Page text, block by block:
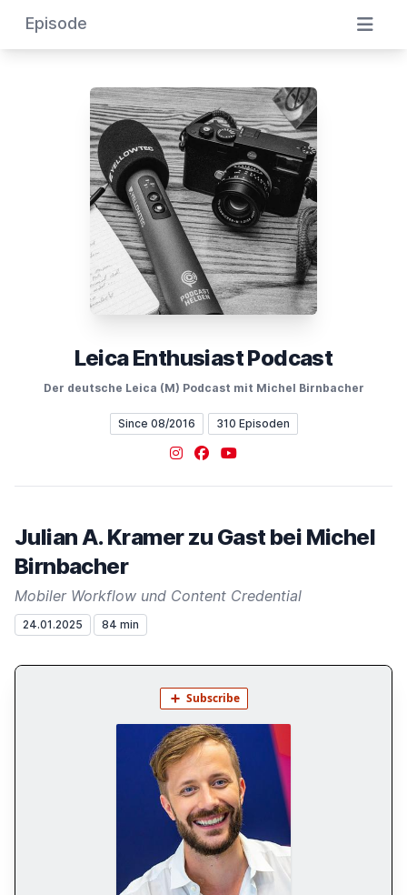
Episode
Leica Enthusiast Podcast
Der deutsche Leica (M) Podcast mit Michel Birnbacher
Since 08/2016 310 Episoden
Instagram
Facebook
YouTube
Julian A. Kramer zu Gast bei Michel
Birnbacher
Mobiler Workflow und Content Credential
24.01.2025 84 min